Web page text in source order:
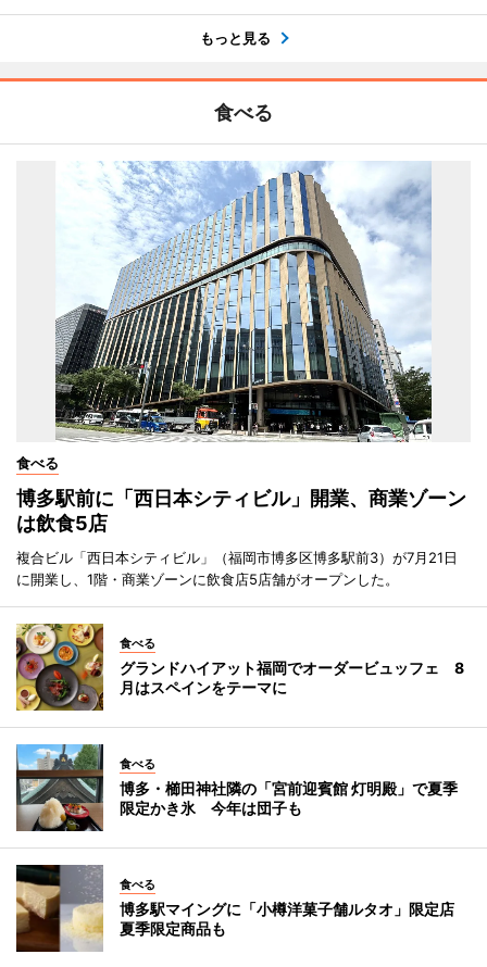
もっと見る
食べる
食べる
博多駅前に「西日本シティビル」開業、商業ゾーン
は飲食5店
複合ビル「西日本シティビル」（福岡市博多区博多駅前3）が7月21日
に開業し、1階・商業ゾーンに飲食店5店舗がオープンした。
食べる
グランドハイアット福岡でオーダービュッフェ 8
月はスペインをテーマに
食べる
博多・櫛田神社隣の「宮前迎賓館 灯明殿」で夏季
限定かき氷 今年は団子も
食べる
博多駅マイングに「小樽洋菓子舗ルタオ」限定店
夏季限定商品も